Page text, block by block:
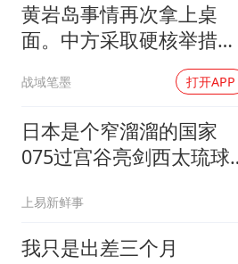
黄岩岛事情再次拿上桌
面。中方采取硬核举措，
引发了各方的大量关注，
一起来听听
战域笔墨 打开APP
日本是个窄溜溜的国家
075过宫谷亮剑西太琉球
上易新鲜事
我只是出差三个月